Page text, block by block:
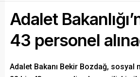
Adalet
43 personel
Adalet Bakanı Bekir Bozdağ, sosyal